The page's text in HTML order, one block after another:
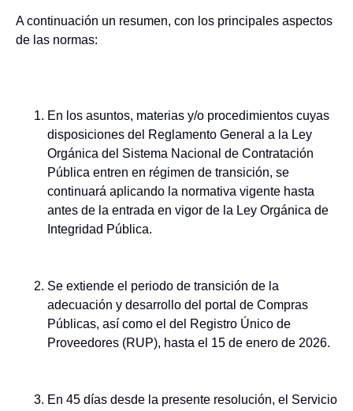
A continuación un resumen, con los principales aspectos
de las normas:
En los asuntos, materias y/o procedimientos cuyas
disposiciones del Reglamento General a la Ley
Orgánica del Sistema Nacional de Contratación
Pública entren en régimen de transición, se
continuará aplicando la normativa vigente hasta
antes de la entrada en vigor de la Ley Orgánica de
Integridad Pública.
Se extiende el periodo de transición de la
adecuación y desarrollo del portal de Compras
Públicas, así como el del Registro Único de
Proveedores (RUP), hasta el 15 de enero de 2026.
En 45 días desde la presente resolución, el Servicio